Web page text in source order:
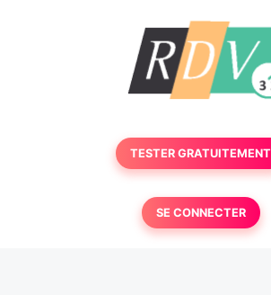
TESTER GRATUITEMENT
SE CONNECTER